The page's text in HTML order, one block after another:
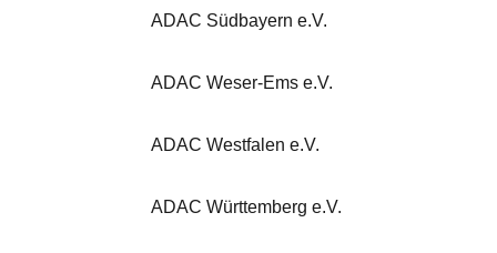
ADAC Südbayern e.V.
ADAC Weser-Ems e.V.
ADAC Westfalen e.V.
ADAC Württemberg e.V.